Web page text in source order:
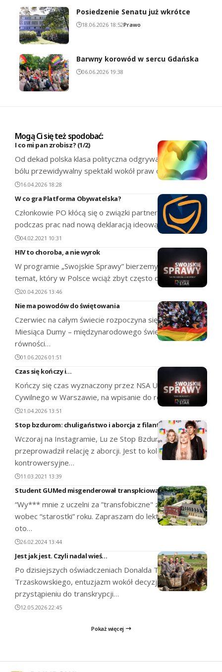
Posiedzenie Senatu już wkrótce
18.06.2026 18:52Prawo
Barwny korowód w sercu Gdańska
06.06.2026 19:38
Mogą Ci się też spodobać:
I co mi pan zrobisz? (1/2)
Od dekad polska klasa polityczna odgrywa ten sam, do
bólu przewidywalny spektakl wokół praw osób…
16.04.2026 18:28
W co gra Platforma Obywatelska?
Członkowie PO kłócą się o związki partnerskie i aborcję
podczas prac nad nową deklaracją ideową.
04.02.2021 10:31
HIV to choroba, a nie wyrok
W programie „Swojskie Sprawy” bierzemy na warsztat
temat, który w Polsce wciąż zbyt często omija…
20.04.2026 13:46
Nie ma powodów do świętowania
Czerwiec na całym świecie rozpoczyna się pod znakiem
Miesiąca Dumy – międzynarodowego święta wolności,
równości…
01.06.2026 01:51
Czas się kończy i…
Kończy się czas wyznaczony przez NSA Urzędowi Stanu
Cywilnego w Warszawie, na wpisanie do rejestrów…
21.04.2026 13:51
Stop bzdurom: chuligaństwo i aborcja z filantropią w tle
Wczoraj na Instagramie, Lu ze Stop Bzdurom
przeprowadził relację z aborcji. Jest to kolejne,
kontrowersyjne…
11.03.2021 13:39
Student GUMed misgenderował transpłciową koleżankę
“Wy*** mnie z uczelni za ”transfobiczne" zachowanie
wobec “starostki” roku. Zapraszam do lektury wątku,
oto…
26.02.2024 13:44
Jest jak jest. Czyli nadal wieś…
Po dzisiejszych oświadczeniach Donalda Tuska i Rafała
Trzaskowskiego, entuzjazm wokół decyzji o
przystąpieniu do transkrypcji…
12.05.2026 22:45
Pokaż więcej